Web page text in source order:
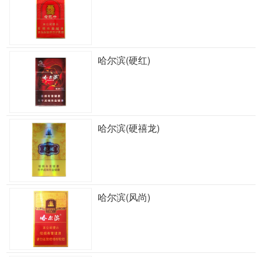
哈尔滨(硬红)
哈尔滨(硬禧龙)
哈尔滨(风尚)